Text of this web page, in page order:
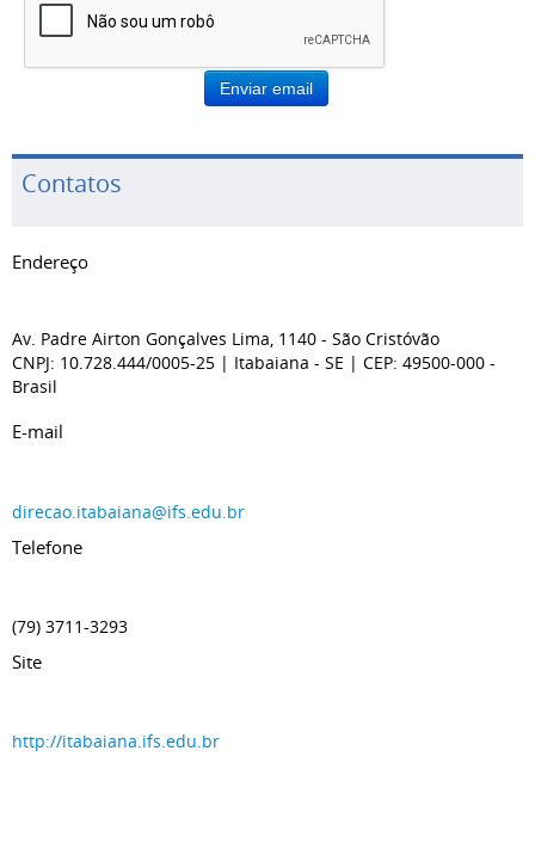
Enviar email
Contatos
Endereço
Av. Padre Airton Gonçalves Lima, 1140 - São Cristóvão
CNPJ: 10.728.444/0005-25 | Itabaiana - SE | CEP: 49500-000 -
Brasil
E-mail
direcao.itabaiana@ifs.edu.br
Telefone
(79) 3711-3293
Site
http://itabaiana.ifs.edu.br